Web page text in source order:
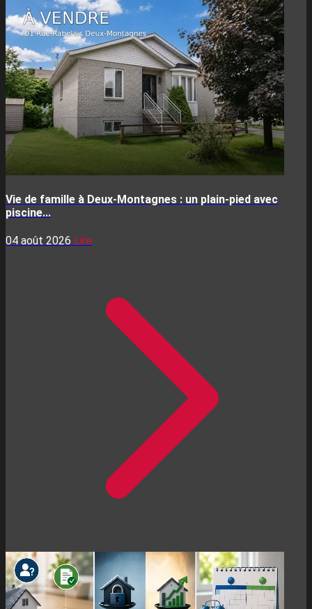
Vie de famille à Deux-Montagnes : un plain-pied avec
piscine...
04 août 2026 Lire